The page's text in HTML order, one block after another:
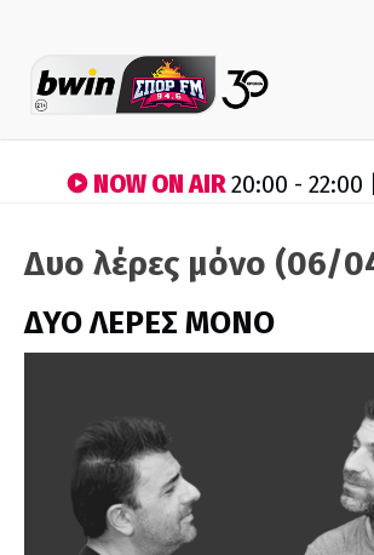
NOW ON AIR20:00 - 22:00 |
Δυο λέρες μόνο (06/
ΔΥΟ ΛΕΡΕΣ ΜΟΝΟ